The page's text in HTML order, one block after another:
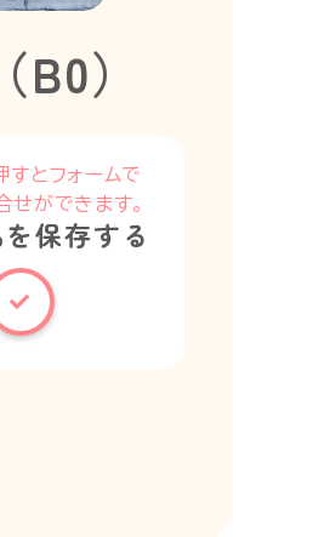
）
すとフォームで
せができます。
保存する